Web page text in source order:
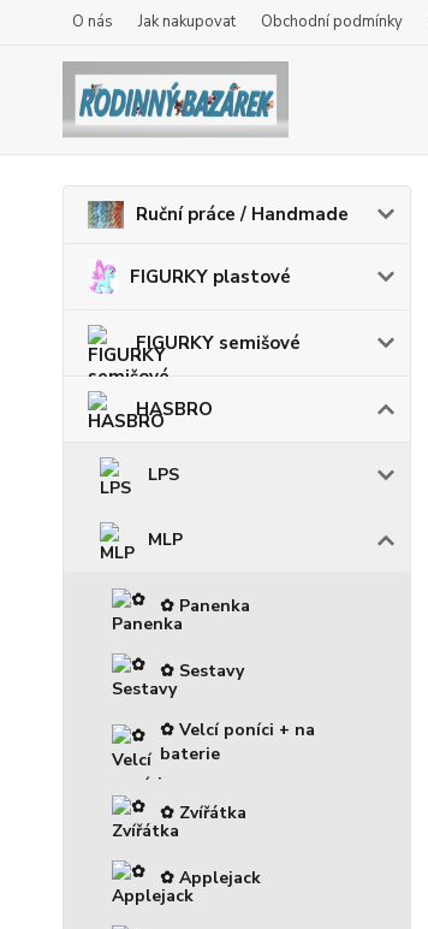
O nás Jak nakupovat Obchodní podmínky
Ruční práce / Handmade
FIGURKY plastové
FIGURKY semišové
HASBRO
LPS
MLP
✿ Panenka
✿ Sestavy
✿ Velcí poníci + na
baterie
✿ Zvířátka
✿ Applejack